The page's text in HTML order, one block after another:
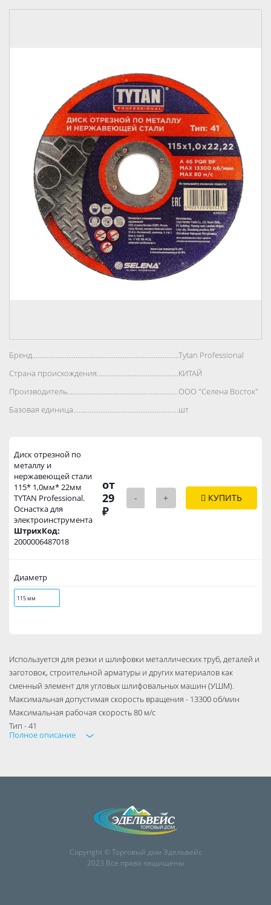
Бренд..................................................................................Tytan Professional
Страна происхождения..................................................................................
КИТАЙ
Производитель..................................................................................ООО "Селена Восток"
Базовая единица..................................................................................
шт
Диск отрезной по
металлу и
нержавеющей стали
115* 1,0мм* 22мм
TYTAN Professional.
Оснастка для
электроинструмента
ШтрихКод:
2000006487018
от
29
₽
- + КУПИТЬ
Диаметр
115 мм
Используется для резки и шлифовки металлических труб, деталей и
заготовок, строительной арматуры и других материалов как
сменный элемент для угловых шлифовальных машин (УШМ).
Максимальная допустимая скорость вращения - 13300 об/мин
Максимальная рабочая скорость 80 м/с
Тип - 41
Полное описание
Copyright © Торговый дом Эдельвейс
2023 Все права защищены